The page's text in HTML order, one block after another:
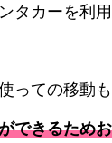
タカーを利
っての移動も
できるため